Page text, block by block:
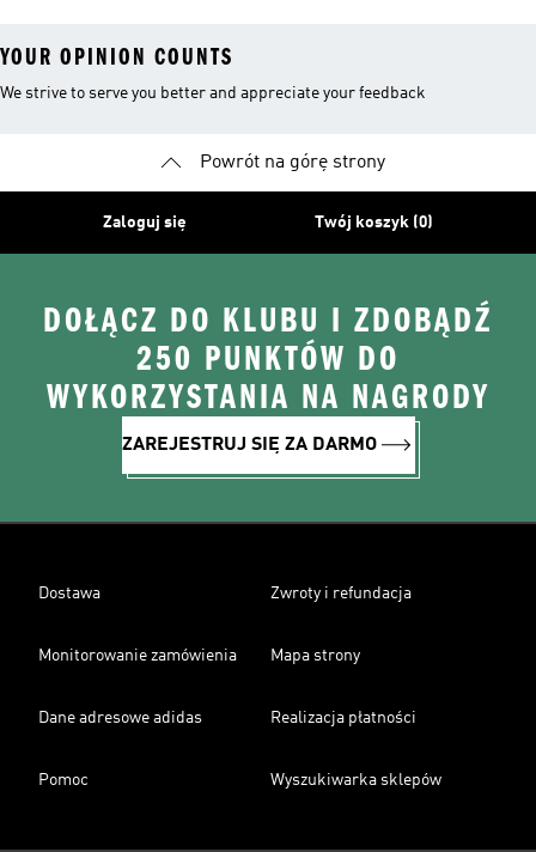
YOUR OPINION COUNTS
We strive to serve you better and appreciate your feedback
Powrót na górę strony
Zaloguj się Twój koszyk (0)
DOŁĄCZ DO KLUBU I ZDOBĄDŹ
250 PUNKTÓW DO
WYKORZYSTANIA NA NAGRODY
ZAREJESTRUJ SIĘ ZA DARMO
Dostawa Zwroty i refundacja
Monitorowanie zamówienia Mapa strony
Dane adresowe adidas Realizacja płatności
Pomoc Wyszukiwarka sklepów